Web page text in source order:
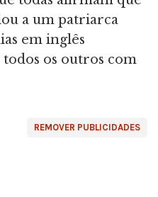
a um patriarca
em inglês
os outros com
REMOVER PUBLICIDADES